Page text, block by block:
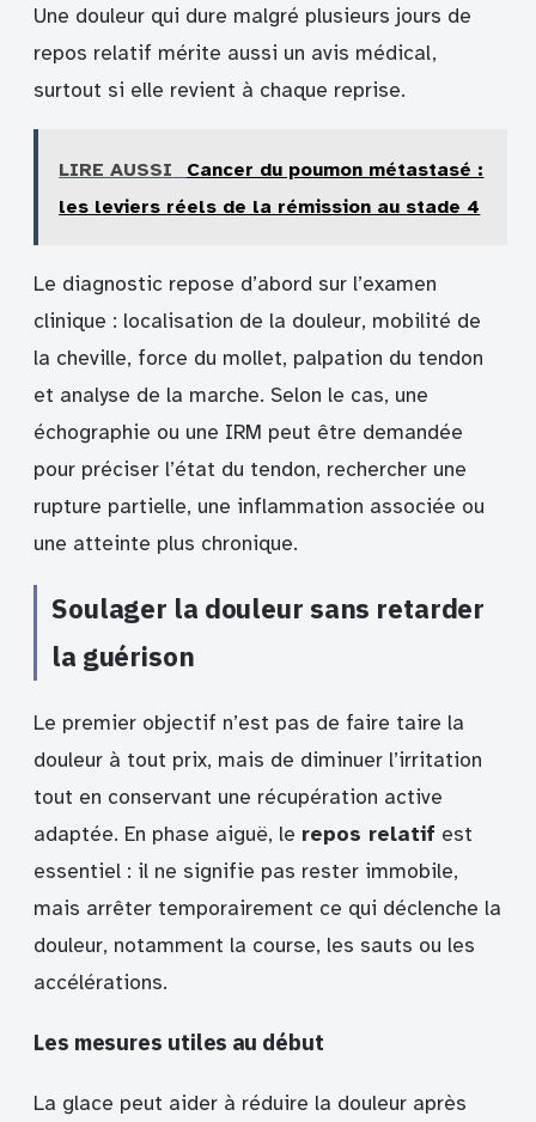
Une douleur qui dure malgré plusieurs jours de
repos relatif mérite aussi un avis médical,
surtout si elle revient à chaque reprise.
LIRE AUSSI
Cancer du poumon métastasé :
les leviers réels de la rémission au stade 4
Le diagnostic repose d’abord sur l’examen
clinique : localisation de la douleur, mobilité de
la cheville, force du mollet, palpation du tendon
et analyse de la marche. Selon le cas, une
échographie ou une IRM peut être demandée
pour préciser l’état du tendon, rechercher une
rupture partielle, une inflammation associée ou
une atteinte plus chronique.
Soulager la douleur sans retarder
la guérison
Le premier objectif n’est pas de faire taire la
douleur à tout prix, mais de diminuer l’irritation
tout en conservant une récupération active
adaptée. En phase aiguë, le repos relatif est
essentiel : il ne signifie pas rester immobile,
mais arrêter temporairement ce qui déclenche la
douleur, notamment la course, les sauts ou les
accélérations.
Les mesures utiles au début
La glace peut aider à réduire la douleur après